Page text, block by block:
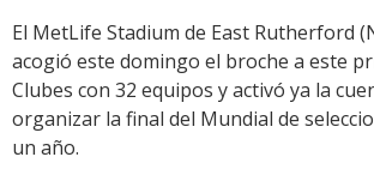
El MetLife Stadium de East Rutherford
acogió este domingo el broche a este
Clubes con 32 equipos y activó ya la
organizar la final del Mundial de
un año.